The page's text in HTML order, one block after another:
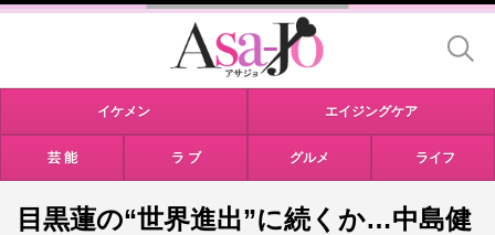
イケメン エイジングケア
芸 能 ラ ブ グルメ ライフ
目黒蓮の“世界進出”に続くか…中島健